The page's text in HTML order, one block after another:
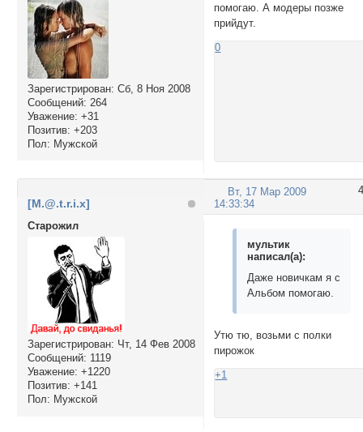
Зарегистрирован: Сб, 8 Ноя 2008
Сообщений: 264
Уважение: +31
Позитив: +203
Пол: Мужской
помогаю. А модеры позже
прийдут.
0
4
Вт, 17 Мар 2009
14:33:34
[M.@.t.r.i.x]
Cтарожил
Зарегистрирован: Чт, 14 Фев 2008
Сообщений: 1119
Уважение: +1220
Позитив: +141
Пол: Мужской
мультик
написал(а):
Даже новичкам я с
Альбом помогаю.
Утю тю, возьми с полки
пирожок
+1